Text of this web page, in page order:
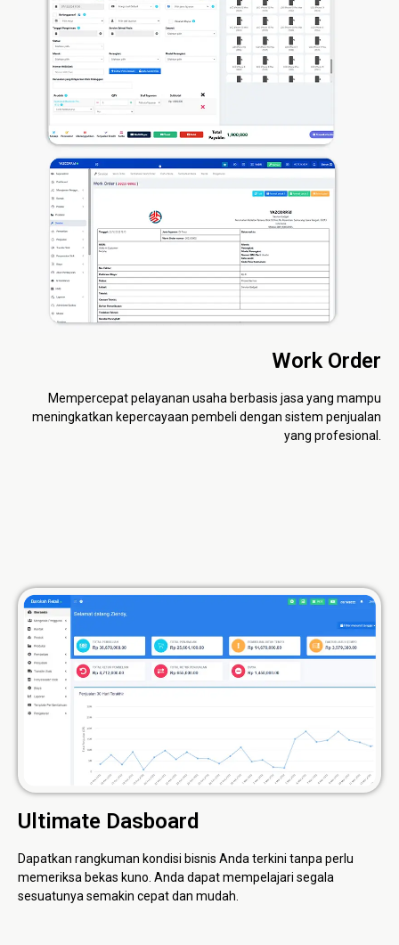
Work Order
Mempercepat pelayanan usaha berbasis jasa yang mampu
meningkatkan kepercayaan pembeli dengan sistem penjualan
yang profesional.
Ultimate Dasboard
Dapatkan rangkuman kondisi bisnis Anda terkini tanpa perlu
memeriksa bekas kuno. Anda dapat mempelajari segala
sesuatunya semakin cepat dan mudah.